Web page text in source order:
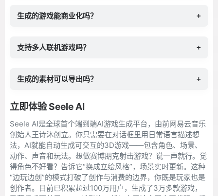
生成的游戏能商业化吗？ +
支持多人联机游戏吗？ +
生成的素材可以导出吗？ +
立即体验 Seele AI
Seele AI是全球首个端到端AI游戏生成平台，由前网易云音乐
创始人王诗沐创立。你只需要在对话框里用日常语言描述想
法，AI就能自动生成可交互的3D游戏——包含角色、场景、
动作、声音和玩法。想做赛博朋克射击游戏？说一声就行。觉
得角色不好看？告诉它“换成立绘风格”，场景实时更新。这种
“边玩边创”的模式打破了创作与消费的边界，你既是玩家也是
创作者。目前已积累超过100万用户，生成了3万多款游戏，